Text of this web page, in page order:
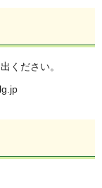
ください。